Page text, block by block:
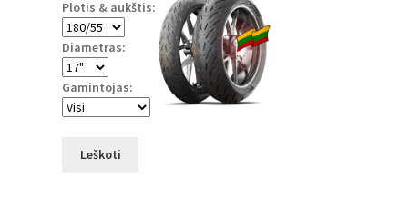
Plotis & aukštis:
Diametras:
Gamintojas:
Leškoti